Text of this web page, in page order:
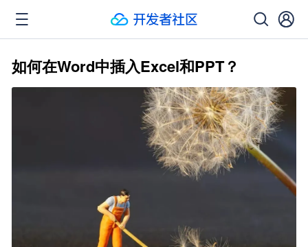
如何在Word中插入Excel和PPT？